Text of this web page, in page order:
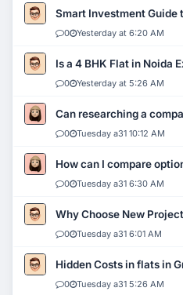
Smart Investment Guide
0 Yesterday at 6:20 AM
Is a 4 BHK Flat in Noida
0 Yesterday at 5:26 AM
Can researching a
0 Tuesday a31 10:12 AM
How can I compare
0 Tuesday a31 6:30 AM
Why Choose New
0 Tuesday a31 6:01 AM
Hidden Costs in flats in
0 Tuesday a31 5:26 AM